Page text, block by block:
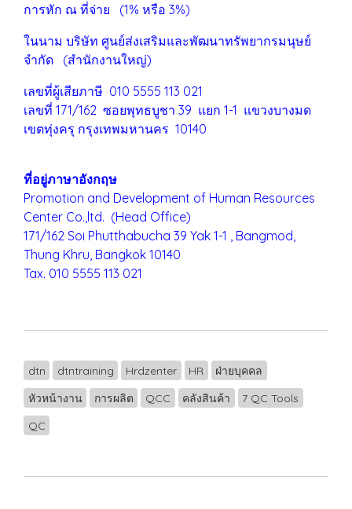
การหัก ณ ที่จ่าย (1% หรือ 3%)
ในนาม บริษัท ศูนย์ส่งเสริมและพัฒนาทรัพยากรมนุษย์
จำกัด (สำนักงานใหญ่)
เลขที่ผู้เสียภาษี 010 5555 113 021
เลขที่ 171/162 ซอยพุทธบูชา 39 แยก 1-1 แขวงบางมด
เขตทุ่งครุ กรุงเทพมหานคร 10140
ที่อยู่ภาษาอังกฤษ
Promotion and Development of Human Resources
Center Co.,ltd. (Head Office)
171/162 Soi Phutthabucha 39 Yak 1-1 , Bangmod,
Thung Khru, Bangkok 10140
Tax. 010 5555 113 021
dtn dtntraining Hrdzenter HR
ฝ่ายบุคคล
หัวหน้างาน
การผลิต QCC คลังสินค้า
7 QC Tools
QC